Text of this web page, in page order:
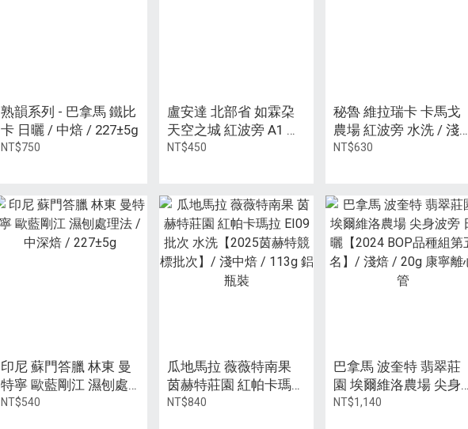
熟韻系列 - 巴拿馬 鐵比
卡 日曬 / 中焙 / 227±5g
NT$750
盧安達 北部省 如霖朶
天空之城 紅波旁 A1 水
洗 / 淺中焙 / 227±5g
NT$450
秘魯 維拉瑞卡 卡馬戈
農場 紅波旁 水洗 / 淺
中焙 / 227±5g
NT$630
印尼 蘇門答臘 林東 曼
特寧 歐藍剛江 濕刨處
理法 / 中深焙 / 227±5g
NT$540
瓜地馬拉 薇薇特南果
茵赫特莊園 紅帕卡瑪拉
EI09批次 水洗【2025茵
NT$840
巴拿馬 波奎特 翡翠莊
園 埃爾維洛農場 尖身
波旁 日曬【2024 BOP
NT$1,140